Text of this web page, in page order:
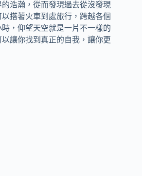
浩瀚，從而發現過去從沒發現
搭著火車到處旅行，跨越各個
，仰望天空就是一片不一樣的
讓你找到真正的自我，讓你更